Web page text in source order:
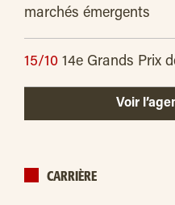
marchés émergents
15/10 14e Grands Prix
Voir
CARRIÈRE